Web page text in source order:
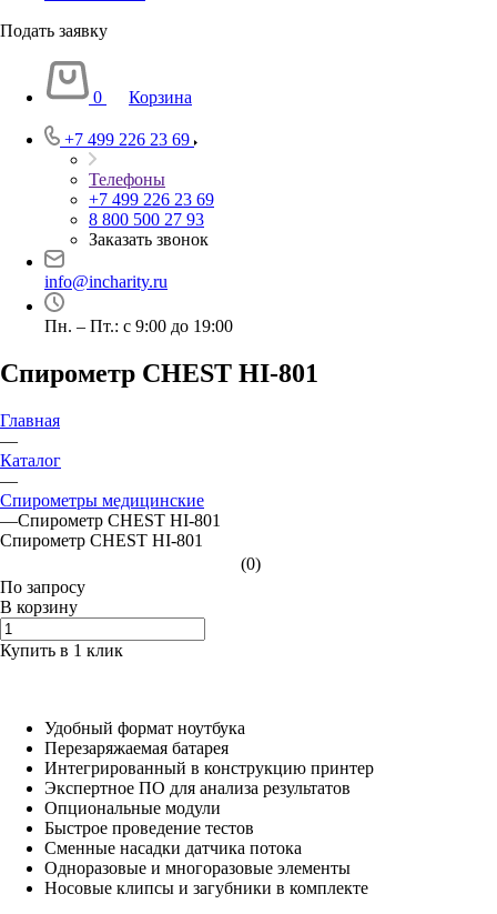
Подать заявку
0 Корзина
+7 499 226 23 69
Телефоны
+7 499 226 23 69
8 800 500 27 93
Заказать звонок
info@incharity.ru
Пн. – Пт.: с 9:00 до 19:00
Спирометр CHEST HI-801
Главная
—
Каталог
—
Спирометры медицинские
—Спирометр CHEST HI-801
Спирометр CHEST HI-801
(0)
По запросу
В корзину
Купить в 1 клик
Удобный формат ноутбука
Перезаряжаемая батарея
Интегрированный в конструкцию принтер
Экспертное ПО для анализа результатов
Опциональные модули
Быстрое проведение тестов
Сменные насадки датчика потока
Одноразовые и многоразовые элементы
Носовые клипсы и загубники в комплекте